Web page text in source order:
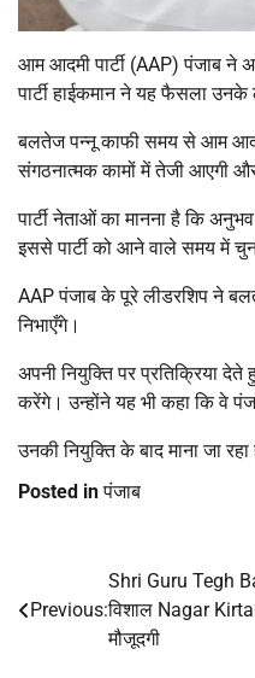
आम आदमी पार्टी (AAP) पंजाब ने
पार्टी हाईकमान ने यह फैसला
बलतेज पन्नू काफी समय से आम
संगठनात्मक कामों में तेजी आएगी
पार्टी नेताओं का मानना है कि
इससे पार्टी को आने वाले समय में
AAP पंजाब के पूरे लीडरशिप ने
निभाएँगे।
अपनी नियुक्ति पर प्रतिक्रिया देते
करेंगे। उन्होंने यह भी कहा कि वे
उनकी नियुक्ति के बाद माना जा
Posted inपंजाब
navigation
Previous:
Shri Guru Tegh
विशाल Nagar
मौजूदगी